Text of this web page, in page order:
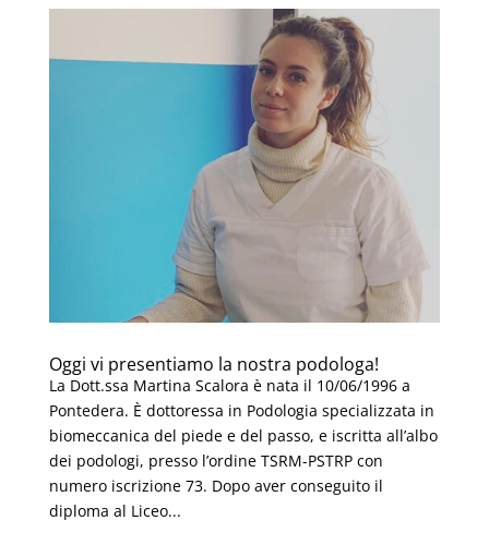
Oggi vi presentiamo la nostra podologa!
La Dott.ssa Martina Scalora è nata il 10/06/1996 a
Pontedera. È dottoressa in Podologia specializzata in
biomeccanica del piede e del passo, e iscritta all’albo
dei podologi, presso l’ordine TSRM-PSTRP con
numero iscrizione 73. Dopo aver conseguito il
diploma al Liceo...